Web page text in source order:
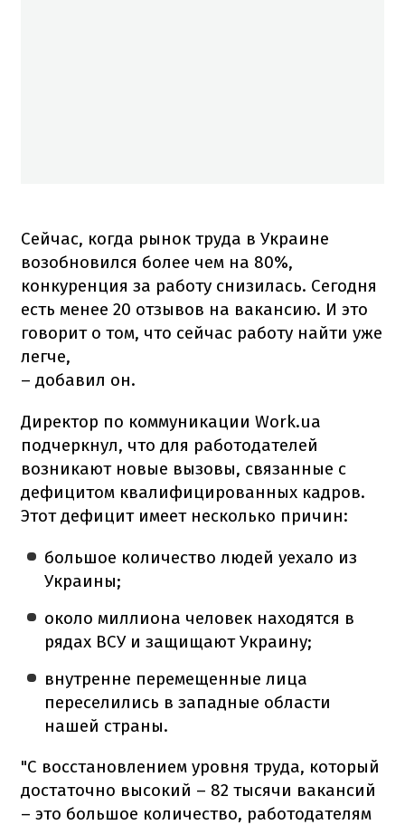
Сейчас, когда рынок труда в Украине
возобновился более чем на 80%,
конкуренция за работу снизилась. Сегодня
есть менее 20 отзывов на вакансию. И это
говорит о том, что сейчас работу найти уже
легче,
– добавил он.
Директор по коммуникации Work.ua
подчеркнул, что для работодателей
возникают новые вызовы, связанные с
дефицитом квалифицированных кадров.
Этот дефицит имеет несколько причин:
большое количество людей уехало из
Украины;
около миллиона человек находятся в
рядах ВСУ и защищают Украину;
внутренне перемещенные лица
переселились в западные области
нашей страны.
"С восстановлением уровня труда, который
достаточно высокий – 82 тысячи вакансий
– это большое количество, работодателям